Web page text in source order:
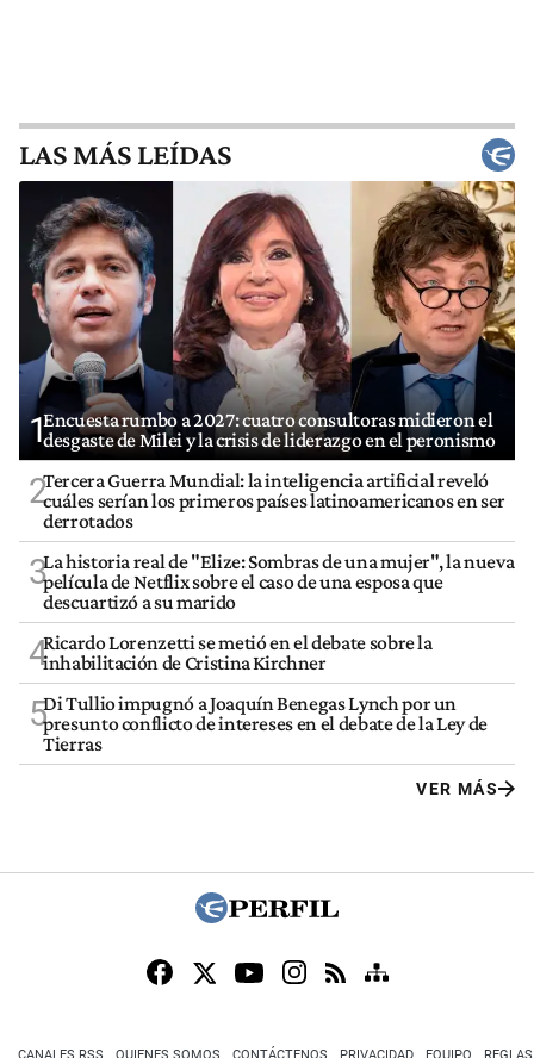
LAS MÁS LEÍDAS
1Encuesta rumbo a 2027: cuatro consultoras midieron el
desgaste de Milei y la crisis de liderazgo en el peronismo
2Tercera Guerra Mundial: la inteligencia artificial reveló
cuáles serían los primeros países latinoamericanos en ser
derrotados
3La historia real de "Elize: Sombras de una mujer", la nueva
película de Netflix sobre el caso de una esposa que
descuartizó a su marido
4Ricardo Lorenzetti se metió en el debate sobre la
inhabilitación de Cristina Kirchner
5Di Tullio impugnó a Joaquín Benegas Lynch por un
presunto conflicto de intereses en el debate de la Ley de
Tierras
VER MÁS